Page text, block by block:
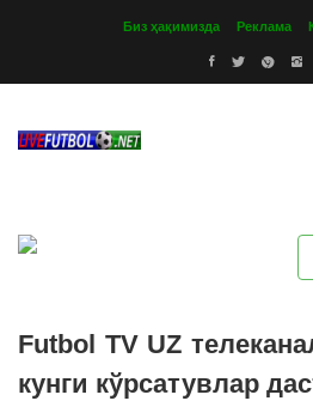
Биз ҳақимизда Реклама
Futbol TV UZ
кунги кўрсатувлар